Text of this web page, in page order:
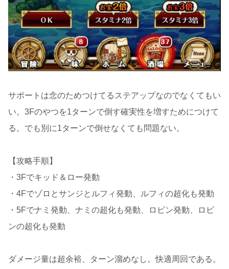
サポートは念のためつけてるステアップなのでなくてもい
い。3Fのやつを1ターンで倒す確実性を増すためにつけて
る。でも別に1ターンで倒せなくても問題ない。
【攻略手順】
・3Fでキッド＆ロー発動
・4Fでゾロとサンジとルフィ発動、ルフィの超化も発動
・5Fでナミ発動、ナミの超化も発動、ロビン発動、ロビ
ンの超化も発動
ダメージ量は超余裕、ターン溜めなし。快適周回である。